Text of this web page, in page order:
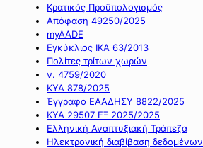
Κρατικός Προϋπολογισμός
Απόφαση 49250/2025
myAADE
Εγκύκλιος ΙΚΑ 63/2013
Πολίτες τρίτων χωρών
ν. 4759/2020
ΚΥΑ 878/2025
Έγγραφο ΕΑΑΔΗΣΥ 8822/2025
ΚΥΑ 29507 ΕΞ 2025/2025
Ελληνική Αναπτυξιακή Τράπεζα
Ηλεκτρονική διαβίβαση δεδομένων